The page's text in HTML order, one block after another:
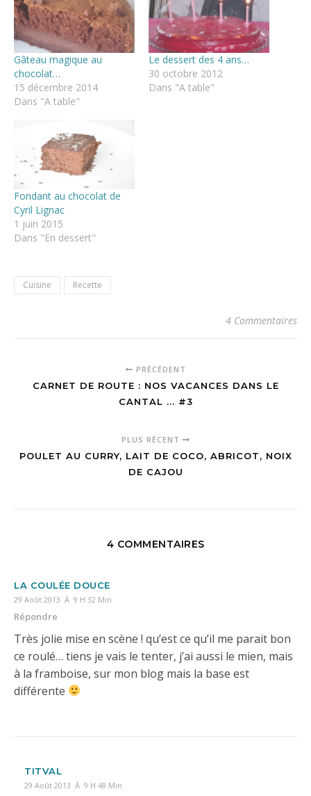
Gâteau magique au
chocolat…
15 décembre 2014
Dans "A table"
Le dessert des 4 ans…
30 octobre 2012
Dans "A table"
Fondant au chocolat de
Cyril Lignac
1 juin 2015
Dans "En dessert"
Cuisine Recette
4 Commentaires
PRÉCÉDENT
CARNET DE ROUTE : NOS VACANCES DANS LE
CANTAL ... #3
PLUS RÉCENT
POULET AU CURRY, LAIT DE COCO, ABRICOT, NOIX
DE CAJOU
4 COMMENTAIRES
LA COULÉE DOUCE
29 Août 2013 À 9 H 32 Min
Répondre
Très jolie mise en scène ! qu’est ce qu’il me parait bon
ce roulé… tiens je vais le tenter, j’ai aussi le mien, mais
à la framboise, sur mon blog mais la base est
différente
TITVAL
29 Août 2013 À 9 H 48 Min